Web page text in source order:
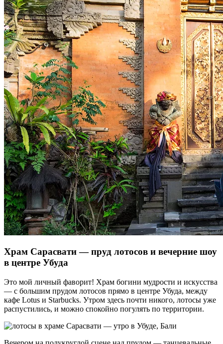
Храм Сарасвати — пруд лотосов и вечерние шоу
в центре Убуда
Это мой личный фаворит! Храм богини мудрости и искусства
— с большим прудом лотосов прямо в центре Убуда, между
кафе Lotus и Starbucks. Утром здесь почти никого, лотосы уже
распустились, и можно спокойно погулять по территории.